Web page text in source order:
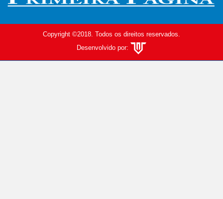
Copyright ©2018. Todos os direitos reservados.
Desenvolvido por: